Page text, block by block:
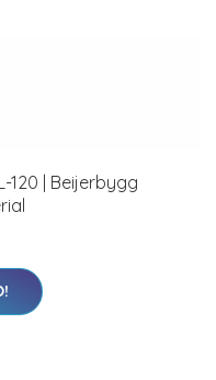
120 | Beijerbygg